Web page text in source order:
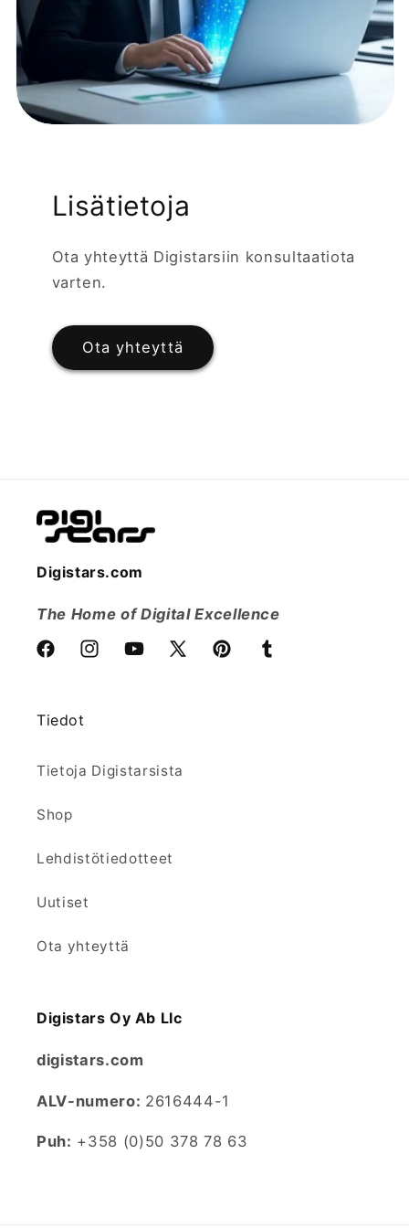
Lisätietoja
Ota yhteyttä Digistarsiin konsultaatiota
varten.
Ota yhteyttä
Digistars.com
The Home of Digital Excellence
FacebookInstagramYouTube
X
PinterestTumblr
Tiedot
Tietoja Digistarsista
Shop
Lehdistötiedotteet
Uutiset
Ota yhteyttä
Digistars Oy Ab Llc
digistars.com
ALV-numero: 2616444-1
Puh: +358 (0)50 378 78 63